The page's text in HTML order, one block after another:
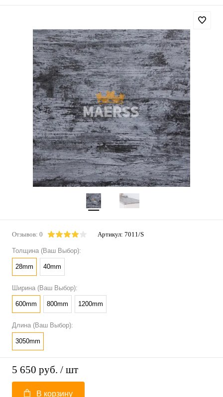
Отзывов: 0 Артикул: 7011/S
Толщина (Ваш Выбор):
28mm 40mm
Ширина (Ваш Выбор):
600mm 800mm 1200mm
Длина (Ваш Выбор):
3050mm
5 650 руб. / шт
В корзину